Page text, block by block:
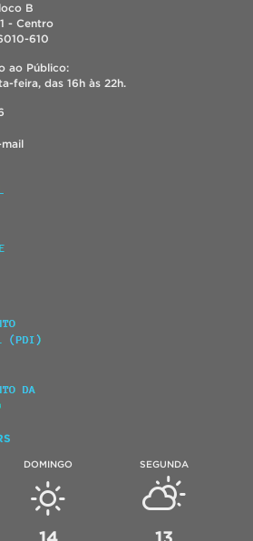
B
- Centro
610
ao Público:
feira, das 16h às 22h.
DOMINGO SEGUNDA